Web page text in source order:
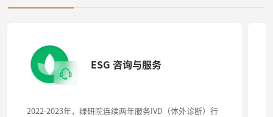
ESG 咨询与服务
2022-2023年，绿研院连续两年服务IVD（体外诊断）行